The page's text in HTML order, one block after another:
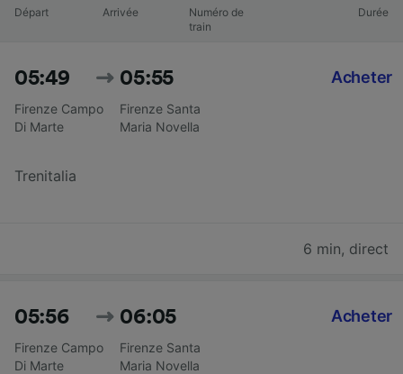
Départ Arrivée
Numéro de
train
Durée
05:49
Firenze Campo
Di Marte
05:55
Firenze Santa
Maria Novella
Trenitalia
Acheter
6 min, direct
05:56
Firenze Campo
Di Marte
06:05
Firenze Santa
Maria Novella
Acheter